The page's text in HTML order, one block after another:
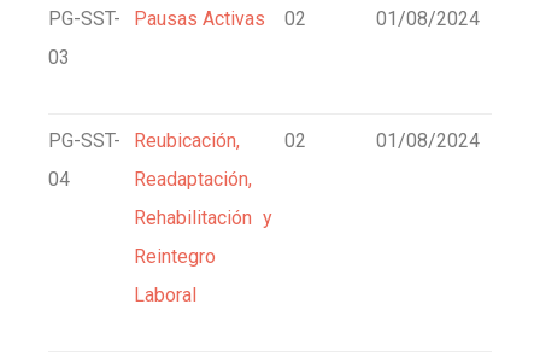
PG-SST-
03
Pausas Activas 02 01/08/2024
PG-SST-
04
Reubicación,
Readaptación,
Rehabilitación y
Reintegro
Laboral
02 01/08/2024